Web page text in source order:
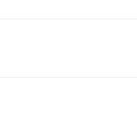
bureau